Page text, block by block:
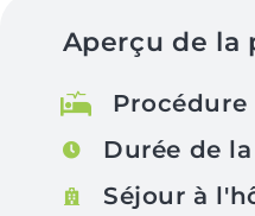
Aperçu de la
Procédure
Durée de
Séjour à